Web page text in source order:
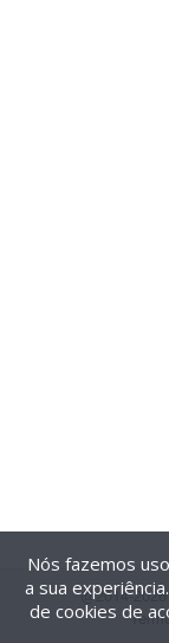
@2014-
Nós fazemos
a sua
de cookies de